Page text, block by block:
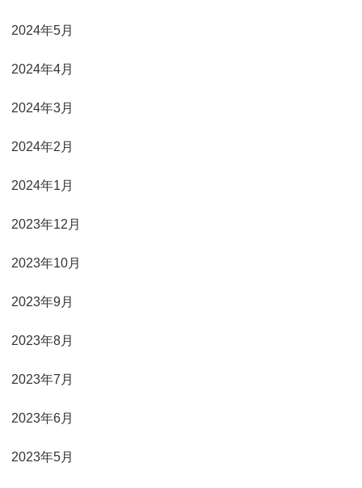
2024年5月
2024年4月
2024年3月
2024年2月
2024年1月
2023年12月
2023年10月
2023年9月
2023年8月
2023年7月
2023年6月
2023年5月